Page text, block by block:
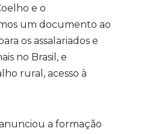
e o
um documento ao
os assalariados e
no Brasil, e
rural, acesso à
a formação